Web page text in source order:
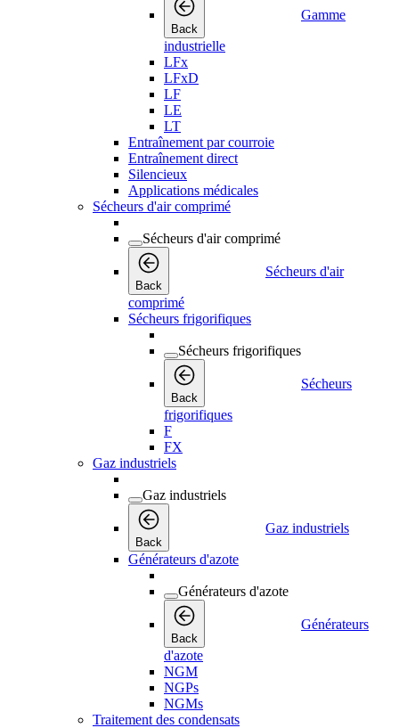
Back
Gamme
industrielle
LFx
LFxD
LF
LE
LT
Entraînement par courroie
Entraînement direct
Silencieux
Applications médicales
Sécheurs d'air comprimé
Sécheurs d'air comprimé
Back
Sécheurs d'air
comprimé
Sécheurs frigorifiques
Sécheurs frigorifiques
Back
Sécheurs
frigorifiques
F
FX
Gaz industriels
Gaz industriels
Back
Gaz industriels
Générateurs d'azote
Générateurs d'azote
Back
Générateurs
d'azote
NGM
NGPs
NGMs
Traitement des condensats